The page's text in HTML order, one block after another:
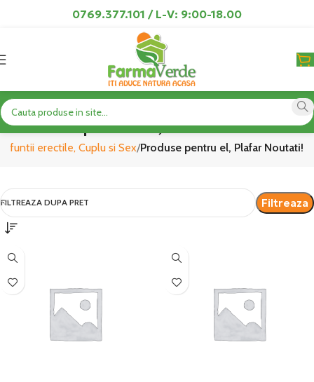
0769.377.101 / L-V: 9:00-18.00
Produse pentru el, Plafar Noutati!
erectile, Cuplu si Sex Produse pentru el, Plafar Noutati!
FILTREAZA DUPA PRET Filtreaza